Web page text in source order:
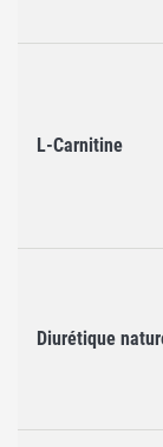
L-Carnitine
Diurétique